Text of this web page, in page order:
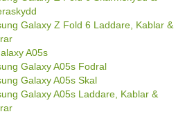
Galaxy Z Fold 6 Laddare, Kablar &
A05s
Galaxy A05s Fodral
Galaxy A05s Skal
Galaxy A05s Laddare, Kablar &